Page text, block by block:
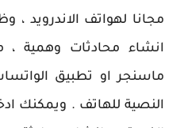
مجانا لهواتف الاندرويد ،
انشاء محادثات وهمية ،
ماسنجر او تطبيق
النصية للهاتف . ويمكنك